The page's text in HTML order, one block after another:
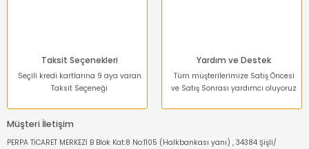
Taksit Seçenekleri
Seçili kredi kartlarına 9 aya varan
Taksit Seçeneği
Yardım ve Destek
Tüm müşterilerimize Satış Öncesi
ve Satış Sonrası yardımcı oluyoruz
Müşteri İletişim
PERPA TİCARET MERKEZİ B Blok Kat:8 No:1105 (Halkbankası yanı) , 34384 Şişli/